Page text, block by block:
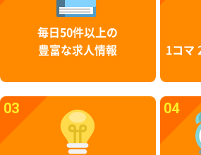
毎日50件以上の
豊富な求人情報
1コマ
03 04